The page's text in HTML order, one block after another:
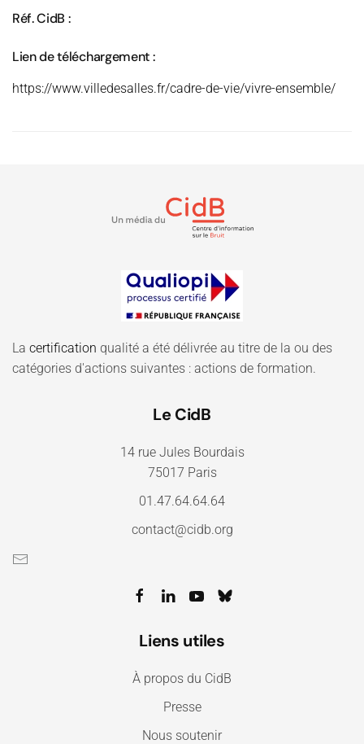
Réf. CidB :
Lien de téléchargement :
https://www.villedesalles.fr/cadre-de-vie/vivre-ensemble/
La certification qualité a été délivrée au titre de la ou des
catégories d'actions suivantes : actions de formation.
Le CidB
14 rue Jules Bourdais
75017 Paris
01.47.64.64.64
contact@cidb.org
Liens utiles
À propos du CidB
Presse
Nous soutenir